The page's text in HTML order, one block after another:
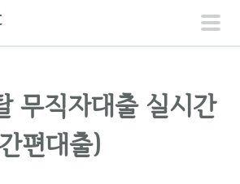
주
뉴
무직자대출 실시간
편대출)